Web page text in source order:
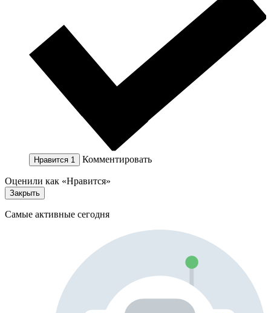
Нравится 1 Комментировать
Оценили как «Нравится»
Закрыть
Самые активные сегодня